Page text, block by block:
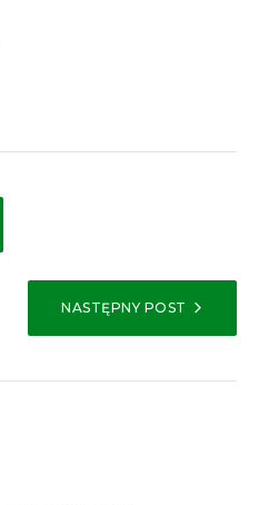
NASTĘPNY POST